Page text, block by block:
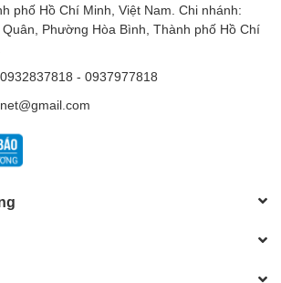
phố Hồ Chí Minh, Việt Nam. Chi nhánh:
Phường Hòa Bình, Thành phố Hồ Chí
0932837818 - 0937977818